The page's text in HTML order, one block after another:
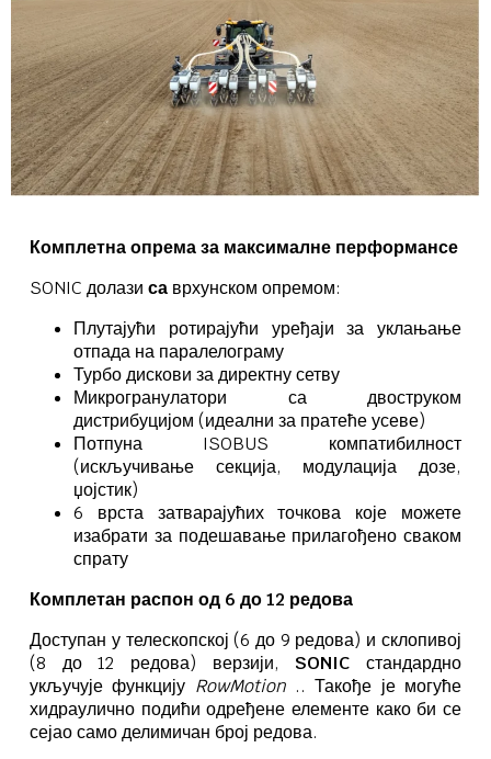
Комплетна опрема за максималне перформансе
SONIC долазиса врхунском опремом:
Плутајући ротирајући уређаји за уклањање
отпада на паралелограму
Турбо дискови за директну сетву
Микрогранулатори са двоструком
дистрибуцијом (идеални за пратеће усеве)
Потпуна ISOBUS компатибилност
(искључивање секција, модулација дозе,
џојстик)
6 врста затварајућих точкова које можете
изабрати за подешавање прилагођено сваком
спрату
Комплетан распон од 6 до 12 редова
Доступан у телескопској (6 до 9 редова) и склопивој
(8 до 12 редова) верзији,
SONIC
стандардно
укључује функцију RowMotion.. Такође је могуће
хидраулично подићи одређене елементе како би се
сејао само делимичан број редова.